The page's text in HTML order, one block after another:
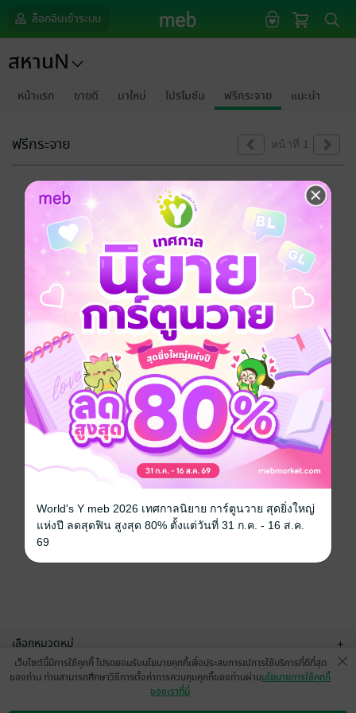
ล็อกอินเข้าระบบ
สหานN
หน้าแรก ขายดี มาใหม่ โปรโมชัน ฟรีกระจาย แนะนำ
ฟรีกระจาย หน้าที่ 1
ขออภัยด้วยนะคะ
ไม่พบข้อมูลในหัวข้อที่คุณกำลังชมค่ะ
เลือกหมวดหมู่ +
บริการช่วยเหลือ
เว็บไซต์นี้มีการใช้คุกกี้ โปรดยอมรับนโยบายคุกกี้เพื่อประสบการณ์การใช้บริการที่ดีที่สุด
ของท่าน ท่านสามารถศึกษาวิธีการตั้งค่าการควบคุมคุกกี้ของท่านผ่านนโยบายการใช้คุกกี้
ของเราที่นี่
World's Y meb 2026 เทศกาลนิยาย การ์ตูนวาย สุดยิ่งใหญ่
แห่งปี ลดสุดฟิน สูงสุด 80% ตั้งแต่วันที่ 31 ก.ค. - 16 ส.ค.
69